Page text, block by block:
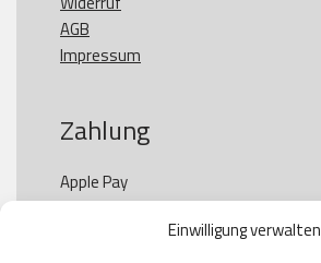
Einwilligung verwalten
AGB
Impressum
Zahlung
Apple Pay
Paypal